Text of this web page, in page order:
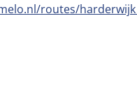
routes/